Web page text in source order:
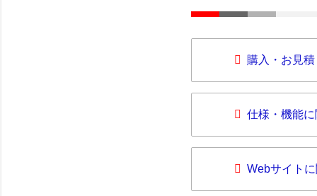
購入・お見
仕様・機能
Webサイト